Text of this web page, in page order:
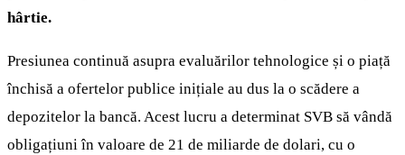
hârtie.
Presiunea continuă asupra evaluărilor tehnologice și o piață
închisă a ofertelor publice inițiale au dus la o scădere a
depozitelor la bancă. Acest lucru a determinat SVB să vândă
obligațiuni în valoare de 21 de miliarde de dolari, cu o